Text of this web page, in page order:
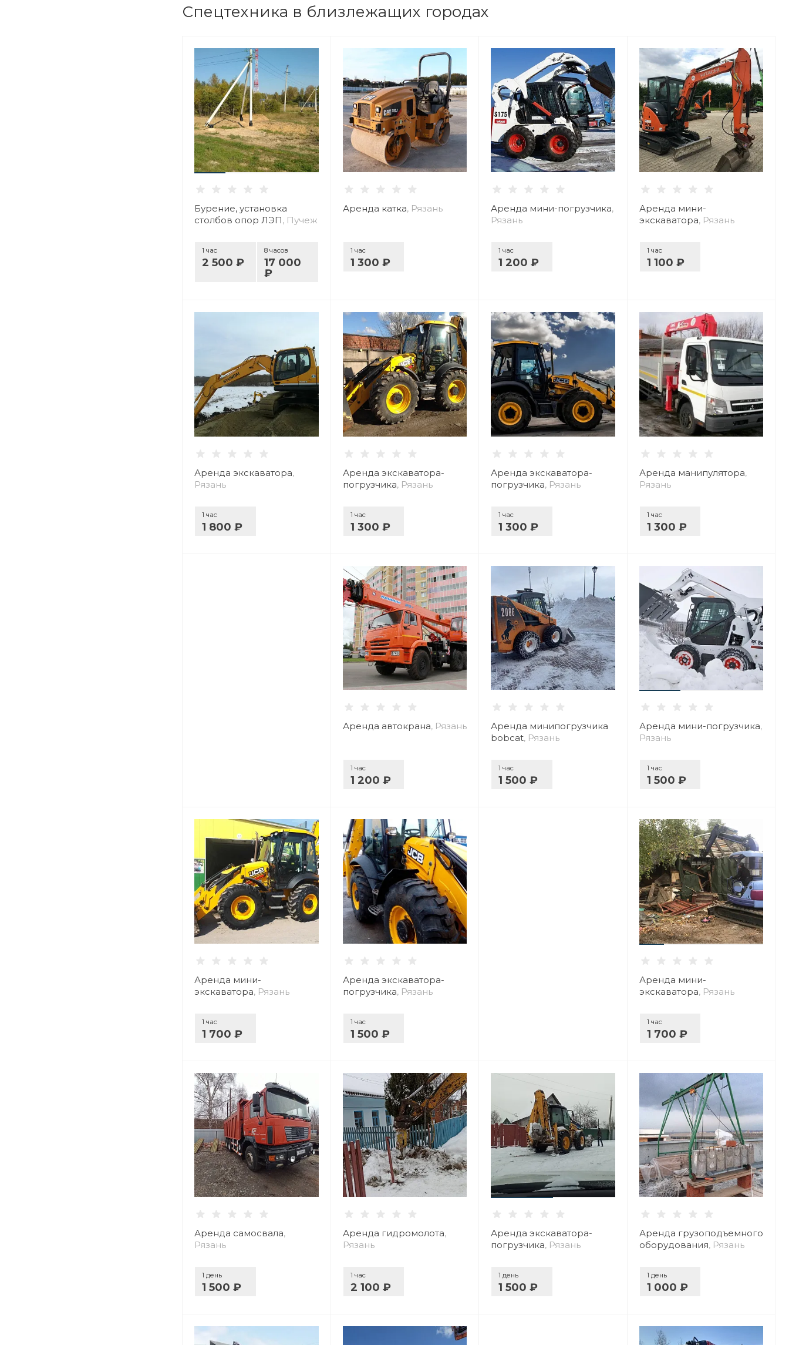
Спецтехника в близлежащих городах
Бурение, установка
столбов опор ЛЭП, Пучеж
1 час
2 500 ₽
8 часов
17 000
₽
Аренда катка, Рязань
1 час
1 300 ₽
Аренда мини-погрузчика,
Рязань
1 час
1 200 ₽
Аренда мини-
экскаватора, Рязань
1 час
1 100 ₽
Аренда экскаватора,
Рязань
1 час
1 800 ₽
Аренда экскаватора-
погрузчика, Рязань
1 час
1 300 ₽
Аренда экскаватора-
погрузчика, Рязань
1 час
1 300 ₽
Аренда манипулятора,
Рязань
1 час
1 300 ₽
Аренда автокрана, Рязань
1 час
1 200 ₽
Аренда минипогрузчика
bobcat, Рязань
1 час
1 500 ₽
Аренда мини-погрузчика,
Рязань
1 час
1 500 ₽
Аренда мини-
экскаватора, Рязань
1 час
1 700 ₽
Аренда экскаватора-
погрузчика, Рязань
1 час
1 500 ₽
Аренда мини-
экскаватора, Рязань
1 час
1 700 ₽
Аренда самосвала,
Рязань
1 день
1 500 ₽
Аренда гидромолота,
Рязань
1 час
2 100 ₽
Аренда экскаватора-
погрузчика, Рязань
1 день
1 500 ₽
Аренда грузоподъемного
оборудования, Рязань
1 день
1 000 ₽